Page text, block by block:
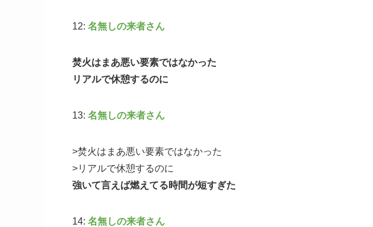
12: 名無しの来者さん
焚火はまあ悪い要素ではなかった
リアルで休憩するのに
13: 名無しの来者さん
>焚火はまあ悪い要素ではなかった
>リアルで休憩するのに
強いて言えば燃えてる時間が短すぎた
14: 名無しの来者さん